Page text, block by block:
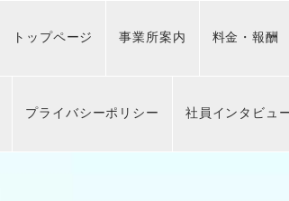
トップページ 事業所案内 料金・報酬
プライバシーポリシー 社員インタビュ